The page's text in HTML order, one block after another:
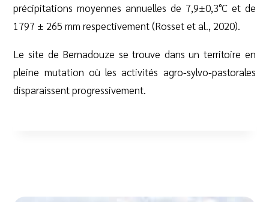
précipitations moyennes annuelles de 7,9±0,3°C et de
1797 ± 265 mm respectivement (Rosset et al., 2020).
Le site de Bernadouze se trouve dans un territoire en
pleine mutation où les activités agro-sylvo-pastorales
disparaissent progressivement.